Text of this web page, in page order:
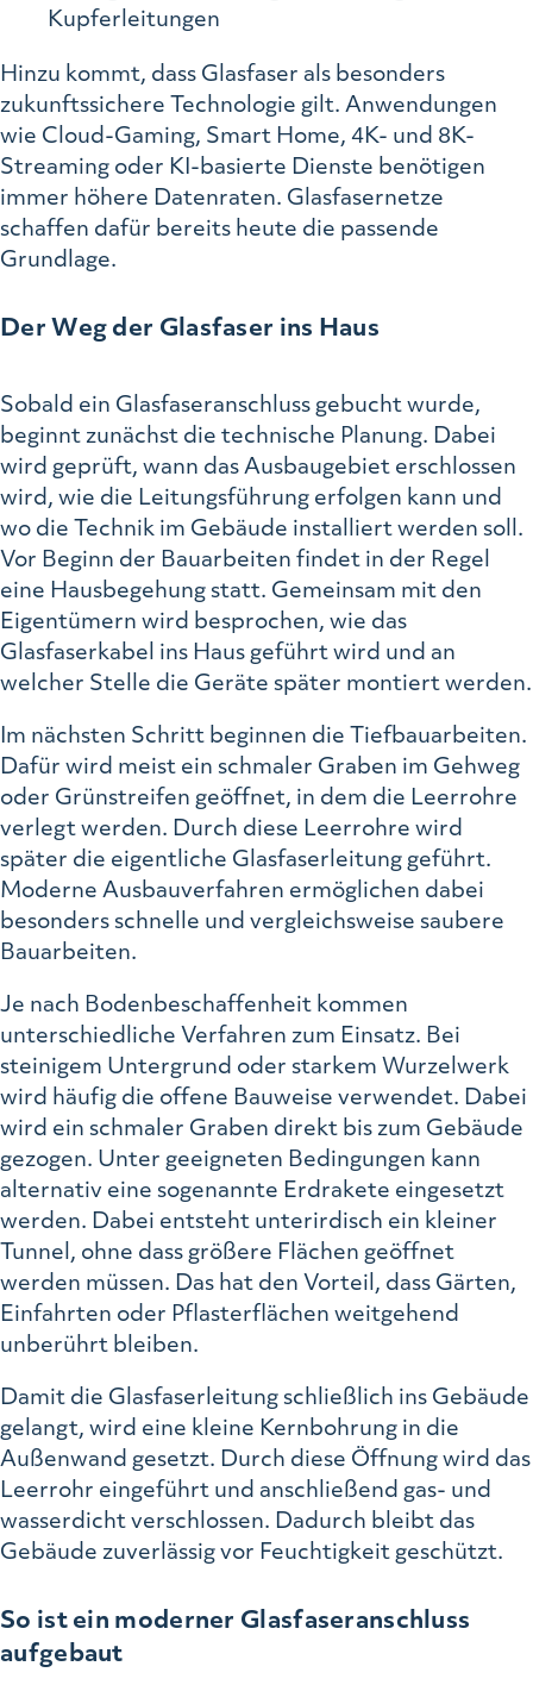
Kupferleitungen
Hinzu kommt, dass Glasfaser als besonders
zukunftssichere Technologie gilt. Anwendungen
wie Cloud-Gaming, Smart Home, 4K- und 8K-
Streaming oder KI-basierte Dienste benötigen
immer höhere Datenraten. Glasfasernetze
schaffen dafür bereits heute die passende
Grundlage.
Der Weg der Glasfaser ins Haus
Sobald ein Glasfaseranschluss gebucht wurde,
beginnt zunächst die technische Planung. Dabei
wird geprüft, wann das Ausbaugebiet erschlossen
wird, wie die Leitungsführung erfolgen kann und
wo die Technik im Gebäude installiert werden soll.
Vor Beginn der Bauarbeiten findet in der Regel
eine Hausbegehung statt. Gemeinsam mit den
Eigentümern wird besprochen, wie das
Glasfaserkabel ins Haus geführt wird und an
welcher Stelle die Geräte später montiert werden.
Im nächsten Schritt beginnen die Tiefbauarbeiten.
Dafür wird meist ein schmaler Graben im Gehweg
oder Grünstreifen geöffnet, in dem die Leerrohre
verlegt werden. Durch diese Leerrohre wird
später die eigentliche Glasfaserleitung geführt.
Moderne Ausbauverfahren ermöglichen dabei
besonders schnelle und vergleichsweise saubere
Bauarbeiten.
Je nach Bodenbeschaffenheit kommen
unterschiedliche Verfahren zum Einsatz. Bei
steinigem Untergrund oder starkem Wurzelwerk
wird häufig die offene Bauweise verwendet. Dabei
wird ein schmaler Graben direkt bis zum Gebäude
gezogen. Unter geeigneten Bedingungen kann
alternativ eine sogenannte Erdrakete eingesetzt
werden. Dabei entsteht unterirdisch ein kleiner
Tunnel, ohne dass größere Flächen geöffnet
werden müssen. Das hat den Vorteil, dass Gärten,
Einfahrten oder Pflasterflächen weitgehend
unberührt bleiben.
Damit die Glasfaserleitung schließlich ins Gebäude
gelangt, wird eine kleine Kernbohrung in die
Außenwand gesetzt. Durch diese Öffnung wird das
Leerrohr eingeführt und anschließend gas- und
wasserdicht verschlossen. Dadurch bleibt das
Gebäude zuverlässig vor Feuchtigkeit geschützt.
So ist ein moderner Glasfaseranschluss
aufgebaut